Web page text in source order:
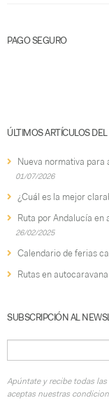
PAGO SEGURO
ÚLTIMOS ARTÍCULOS
Nueva normativa para
01/07/2026
¿Cuál es la mejor
Ruta por Andalucía en
26/02/2025
Calendario de ferias
Rutas en
SUBSCRIPCIÓN AL
Apúntate y recibe todas
aceptas nuestras